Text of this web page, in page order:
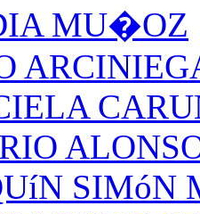
MU�OZ
SIMóN